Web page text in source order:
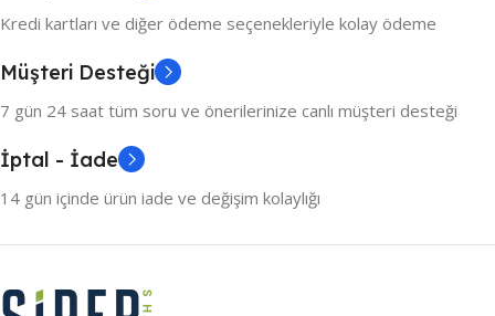
Kredi kartları ve diğer ödeme seçenekleriyle kolay ödeme
Müşteri Desteği
7 gün 24 saat tüm soru ve önerilerinize canlı müşteri desteği
İptal - İade
14 gün içinde ürün iade ve değişim kolaylığı